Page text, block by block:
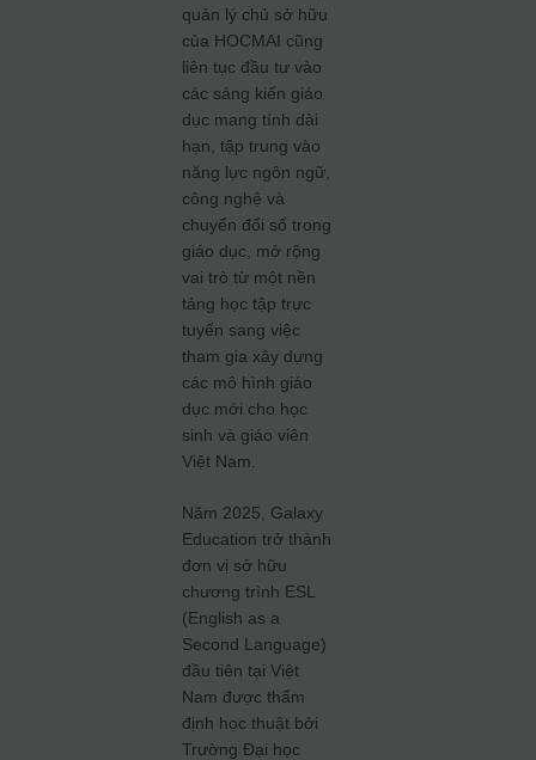
quản lý chủ sở hữu
của HOCMAI cũng
liên tục đầu tư vào
các sáng kiến giáo
dục mang tính dài
hạn, tập trung vào
năng lực ngôn ngữ,
công nghệ và
chuyển đổi số trong
giáo dục, mở rộng
vai trò từ một nền
tảng học tập trực
tuyến sang việc
tham gia xây dựng
các mô hình giáo
dục mới cho học
sinh và giáo viên
Việt Nam.
Năm 2025, Galaxy
Education trở thành
đơn vị sở hữu
chương trình ESL
(English as a
Second Language)
đầu tiên tại Việt
Nam được thẩm
định học thuật bởi
Trường Đại học